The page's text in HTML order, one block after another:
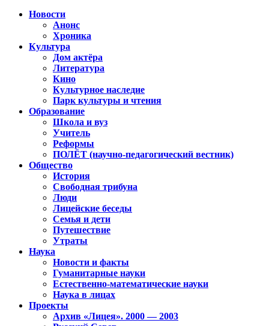
Новости
Анонс
Хроника
Культура
Дом актёра
Литература
Кино
Культурное наследие
Парк культуры и чтения
Образование
Школа и вуз
Учитель
Реформы
ПОЛЁТ (научно-педагогический вестник)
Общество
История
Свободная трибуна
Люди
Лицейские беседы
Семья и дети
Путешествие
Утраты
Наука
Новости и факты
Гуманитарные науки
Естественно-математические науки
Наука в лицах
Проекты
Архив «Лицея». 2000 — 2003